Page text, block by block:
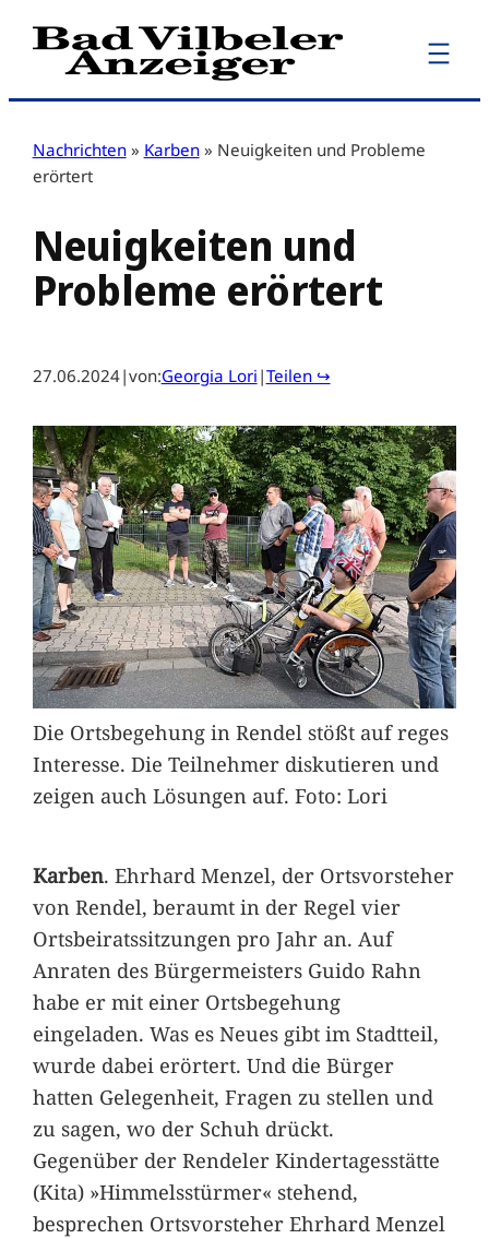
Zum
Inhalt
Nachrichten » Karben » Neuigkeiten und Probleme
erörtert
Neuigkeiten und
Probleme erörtert
27.06.2024|von:Georgia Lori |Teilen ↪
Die Ortsbegehung in Rendel stößt auf reges
Interesse. Die Teilnehmer diskutieren und
zeigen auch Lösungen auf. Foto: Lori
Karben. Ehrhard Menzel, der Ortsvorsteher
von Rendel, beraumt in der Regel vier
Ortsbeiratssitzungen pro Jahr an. Auf
Anraten des Bürgermeisters Guido Rahn
habe er mit einer Ortsbegehung
eingeladen. Was es Neues gibt im Stadtteil,
wurde dabei erörtert. Und die Bürger
hatten Gelegenheit, Fragen zu stellen und
zu sagen, wo der Schuh drückt.
Gegenüber der Rendeler Kindertagesstätte
(Kita) »Himmelsstürmer« stehend,
besprechen Ortsvorsteher Ehrhard Menzel